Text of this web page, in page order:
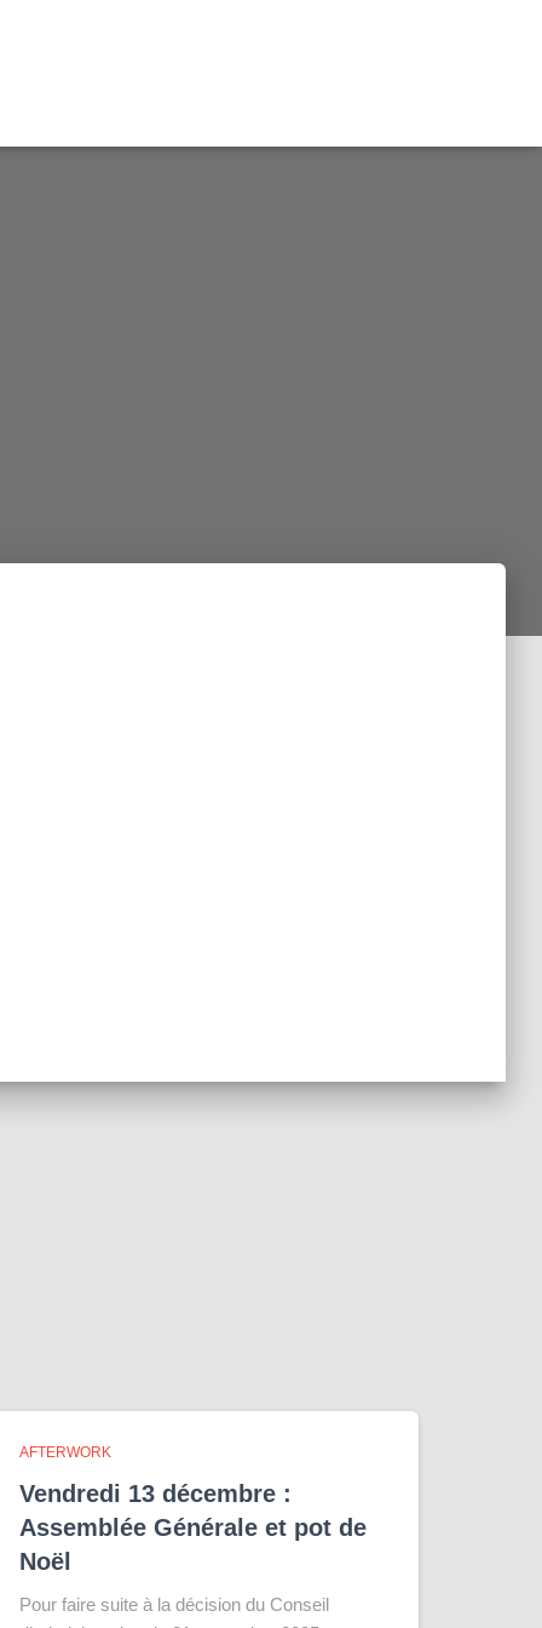
AFTERWORK
Vendredi 13 décembre :
Assemblée Générale et pot de
Noël
Pour faire suite à la décision du Conseil